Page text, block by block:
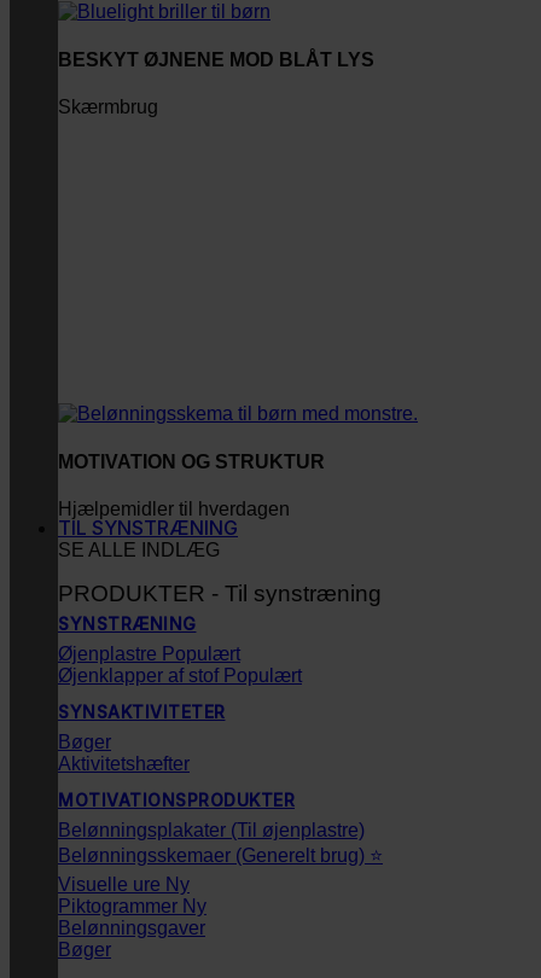
BESKYT ØJNENE MOD BLÅT LYS
Skærmbrug
MOTIVATION OG STRUKTUR
Hjælpemidler til hverdagen
SE ALLE INDLÆG
TIL SYNSTRÆNING
PRODUKTER - Til synstræning
SYNSTRÆNING
Øjenplastre
Øjenklapper af stof
SYNSAKTIVITETER
Bøger
Aktivitetshæfter
MOTIVATIONSPRODUKTER
Belønningsplakater (Til øjenplastre)
Belønningsskemaer (Generelt brug) ⭐
Visuelle ure
Piktogrammer
Belønningsgaver
Bøger